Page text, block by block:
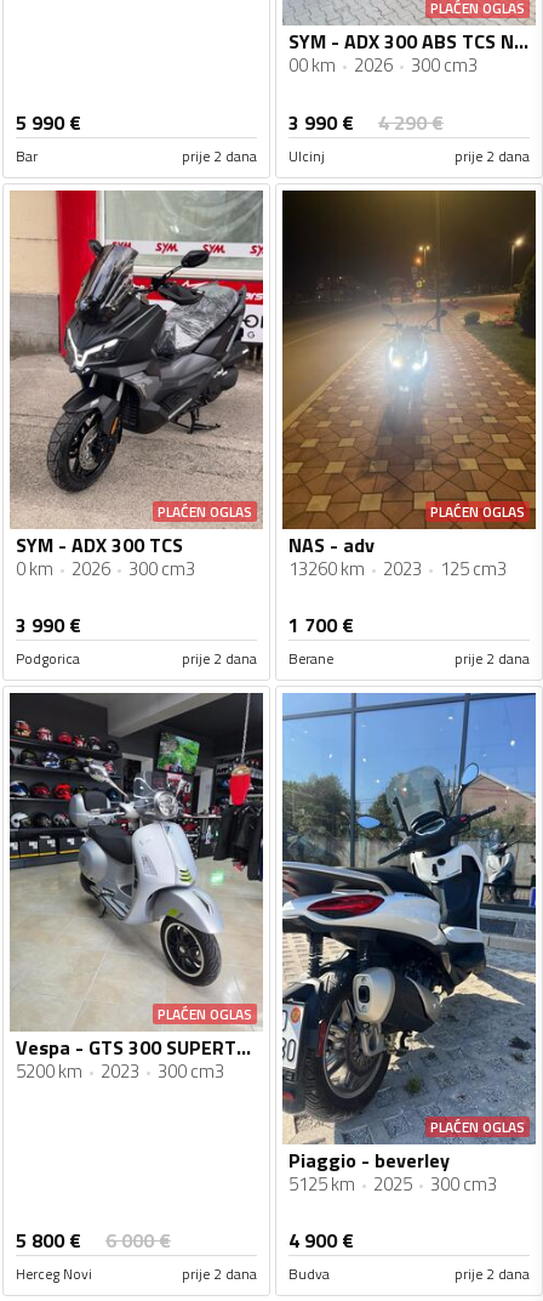
5 990€
Bar prije 2 dana
PLAĆEN OGLAS
SYM - ADX 300 ABS TCS Novi Model
00 km 2026 300 cm3
3 990€ 4 290€
Ulcinj prije 2 dana
PLAĆEN OGLAS
SYM - ADX 300 TCS
0 km 2026 300 cm3
3 990€
Podgorica prije 2 dana
PLAĆEN OGLAS
NAS - adv
13260 km 2023 125 cm3
1 700€
Berane prije 2 dana
PLAĆEN OGLAS
Vespa - GTS 300 SUPERTECH
5200 km 2023 300 cm3
5 800€ 6 000€
Herceg Novi prije 2 dana
PLAĆEN OGLAS
Piaggio - beverley
5125 km 2025 300 cm3
4 900€
Budva prije 2 dana